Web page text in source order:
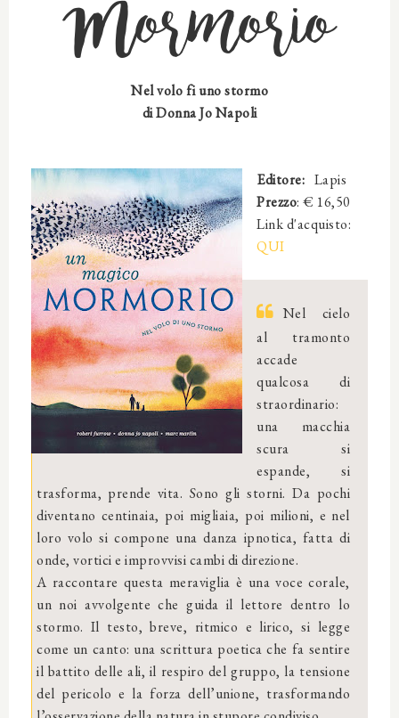
Mormorio
Nel volo fi uno stormo
di Donna Jo Napoli
Editore: Lapis
Prezzo: € 16,50
Link d'acquisto:
QUI
Nel cielo
al tramonto
accade
qualcosa di
straordinario:
una macchia
scura si
espande, si
trasforma, prende vita. Sono gli storni. Da pochi
diventano centinaia, poi migliaia, poi milioni, e nel
loro volo si compone una danza ipnotica, fatta di
onde, vortici e improvvisi cambi di direzione.
A raccontare questa meraviglia è una voce corale,
un noi avvolgente che guida il lettore dentro lo
stormo. Il testo, breve, ritmico e lirico, si legge
come un canto: una scrittura poetica che fa sentire
il battito delle ali, il respiro del gruppo, la tensione
del pericolo e la forza dell’unione, trasformando